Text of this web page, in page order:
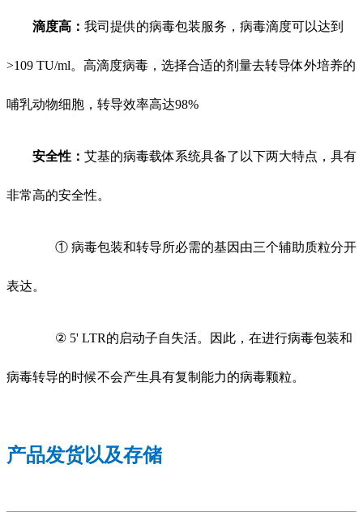
滴度高： 我司提供的病毒包装服务，病毒滴度可以达到
>109 TU/ml。高滴度病毒，选择合适的剂量去转导体外培养的
哺乳动物细胞，转导效率高达98%
安全性： 艾基的病毒载体系统具备了以下两大特点，具有
非常高的安全性。
① 病毒包装和转导所必需的基因由三个辅助质粒分开
表达。
② 5' LTR的启动子自失活。因此，在进行病毒包装和
病毒转导的时候不会产生具有复制能力的病毒颗粒。
产品发货以及存储